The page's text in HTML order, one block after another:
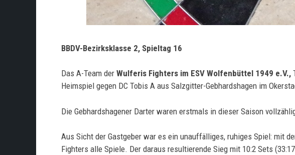
BBDV-Bezirksklasse 2, Spieltag 16
Das A-Team der Wulferis Fighters im ESV Wolfenbüttel 1949 e.V.,
Heimspiel gegen DC Tobis A aus Salzgitter-Gebhardshagen im
Die Gebhardshagener Darter waren erstmals in dieser Saison
Aus Sicht der Gastgeber war es ein unauffälliges, ruhiges Spiel: mit
Fighters alle Spiele. Der daraus resultierende Sieg mit 10:2 Sets